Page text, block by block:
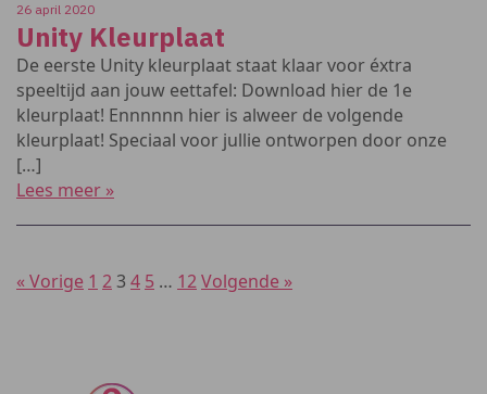
26 april 2020
Unity Kleurplaat
De eerste Unity kleurplaat staat klaar voor éxtra
speeltijd aan jouw eettafel: Download hier de 1e
kleurplaat! Ennnnnn hier is alweer de volgende
kleurplaat! Speciaal voor jullie ontworpen door onze
[…]
Lees meer »
« Vorige 1 23 4 5 … 12Volgende »